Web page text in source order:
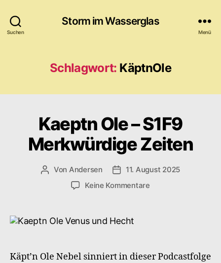
Suchen
Storm im Wasserglas
Menü
Schlagwort: KäptnOle
Kaeptn Ole – S1F9
Merkwürdige Zeiten
Beitragsautor
Von Andersen Veröffentlichungsdatum
11. August 2025
Keine Kommentarezu
Käpt’n Ole Nebel sinniert in dieser Podcastfolge